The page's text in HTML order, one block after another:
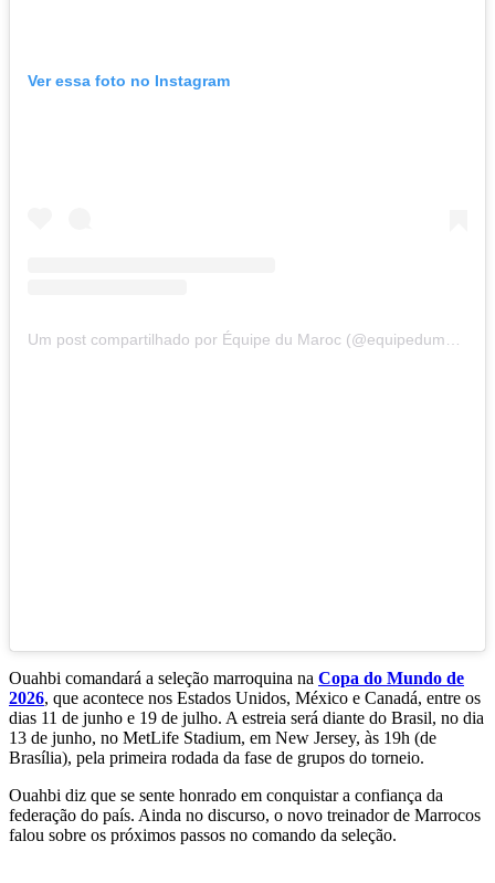
Ver essa foto no Instagram
Ouahbi comandará a seleção marroquina na Copa do Mundo de
2026, que acontece nos Estados Unidos, México e Canadá, entre os
dias 11 de junho e 19 de julho. A estreia será diante do Brasil, no dia
13 de junho, no MetLife Stadium, em New Jersey, às 19h (de
Brasília), pela primeira rodada da fase de grupos do torneio.
Ouahbi diz que se sente honrado em conquistar a confiança da
federação do país. Ainda no discurso, o novo treinador de Marrocos
falou sobre os próximos passos no comando da seleção.